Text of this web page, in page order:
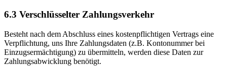
6.3 Verschlüsselter Zahlungsverkehr
Besteht nach dem Abschluss eines kostenpflichtigen Vertrags eine
Verpflichtung, uns Ihre Zahlungsdaten (z.B. Kontonummer bei
Einzugsermächtigung) zu übermitteln, werden diese Daten zur
Zahlungsabwicklung benötigt.